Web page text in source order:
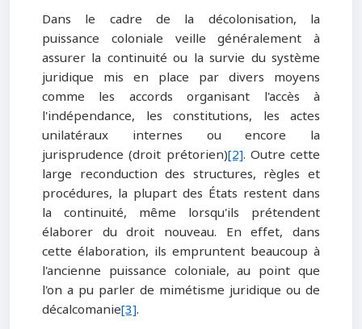
Dans le cadre de la décolonisation, la
puissance coloniale veille généralement à
assurer la continuité ou la survie du système
juridique mis en place par divers moyens
comme les accords organisant l'accès à
l'indépendance, les constitutions, les actes
unilatéraux internes ou encore la
jurisprudence (droit prétorien)[2]. Outre cette
large reconduction des structures, règles et
procédures, la plupart des États restent dans
la continuité, même lorsqu'ils prétendent
élaborer du droit nouveau. En effet, dans
cette élaboration, ils empruntent beaucoup à
l'ancienne puissance coloniale, au point que
l'on a pu parler de mimétisme juridique ou de
décalcomanie[3].